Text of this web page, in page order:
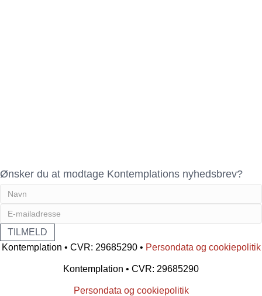
Ønsker du at modtage Kontemplations nyhedsbrev?
Kontemplation • CVR: 29685290 • Persondata og cookiepolitik
Kontemplation • CVR: 29685290
Persondata og cookiepolitik